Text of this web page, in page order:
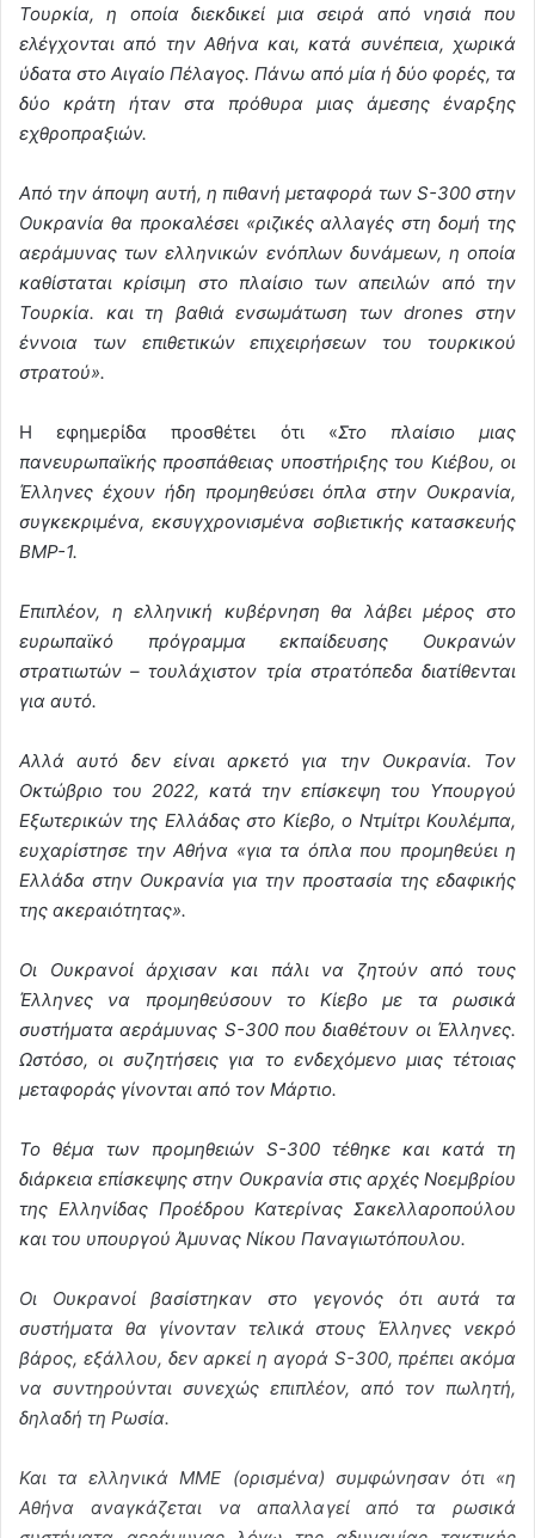
Τουρκία, η οποία διεκδικεί μια σειρά από νησιά που
ελέγχονται από την Αθήνα και, κατά συνέπεια, χωρικά
ύδατα στο Αιγαίο Πέλαγος. Πάνω από μία ή δύο φορές, τα
δύο κράτη ήταν στα πρόθυρα μιας άμεσης έναρξης
εχθροπραξιών.
Από την άποψη αυτή, η πιθανή μεταφορά των S-300 στην
Ουκρανία θα προκαλέσει «ριζικές αλλαγές στη δομή της
αεράμυνας των ελληνικών ενόπλων δυνάμεων, η οποία
καθίσταται κρίσιμη στο πλαίσιο των απειλών από την
Τουρκία. και τη βαθιά ενσωμάτωση των drones στην
έννοια των επιθετικών επιχειρήσεων του τουρκικού
στρατού».
Η εφημερίδα προσθέτει ότι «Στο πλαίσιο μιας
πανευρωπαϊκής προσπάθειας υποστήριξης του Κιέβου, οι
Έλληνες έχουν ήδη προμηθεύσει όπλα στην Ουκρανία,
συγκεκριμένα, εκσυγχρονισμένα σοβιετικής κατασκευής
BMP-1.
Επιπλέον, η ελληνική κυβέρνηση θα λάβει μέρος στο
ευρωπαϊκό πρόγραμμα εκπαίδευσης Ουκρανών
στρατιωτών – τουλάχιστον τρία στρατόπεδα διατίθενται
για αυτό.
Αλλά αυτό δεν είναι αρκετό για την Ουκρανία. Τον
Οκτώβριο του 2022, κατά την επίσκεψη του Υπουργού
Εξωτερικών της Ελλάδας στο Κίεβο, ο Ντμίτρι Κουλέμπα,
ευχαρίστησε την Αθήνα «για τα όπλα που προμηθεύει η
Ελλάδα στην Ουκρανία για την προστασία της εδαφικής
της ακεραιότητας».
Οι Ουκρανοί άρχισαν και πάλι να ζητούν από τους
Έλληνες να προμηθεύσουν το Κίεβο με τα ρωσικά
συστήματα αεράμυνας S-300 που διαθέτουν οι Έλληνες.
Ωστόσο, οι συζητήσεις για το ενδεχόμενο μιας τέτοιας
μεταφοράς γίνονται από τον Μάρτιο.
Το θέμα των προμηθειών S-300 τέθηκε και κατά τη
διάρκεια επίσκεψης στην Ουκρανία στις αρχές Νοεμβρίου
της Ελληνίδας Προέδρου Κατερίνας Σακελλαροπούλου
και του υπουργού Άμυνας Νίκου Παναγιωτόπουλου.
Οι Ουκρανοί βασίστηκαν στο γεγονός ότι αυτά τα
συστήματα θα γίνονταν τελικά στους Έλληνες νεκρό
βάρος, εξάλλου, δεν αρκεί η αγορά S-300, πρέπει ακόμα
να συντηρούνται συνεχώς επιπλέον, από τον πωλητή,
δηλαδή τη Ρωσία.
Και τα ελληνικά ΜΜΕ (ορισμένα) συμφώνησαν ότι «η
Αθήνα αναγκάζεται να απαλλαγεί από τα ρωσικά